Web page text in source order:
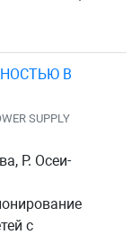
В
SUPPLY
Р. Осеи-
с